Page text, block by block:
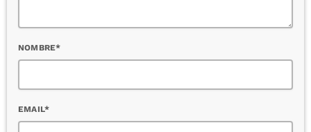
NOMBRE*
EMAIL*